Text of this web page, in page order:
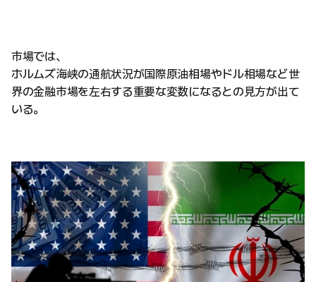
市場では、
ホルムズ海峡の通航状況が国際原油相場やドル相場など世
界の金融市場を左右する重要な変数になるとの見方が出て
いる。